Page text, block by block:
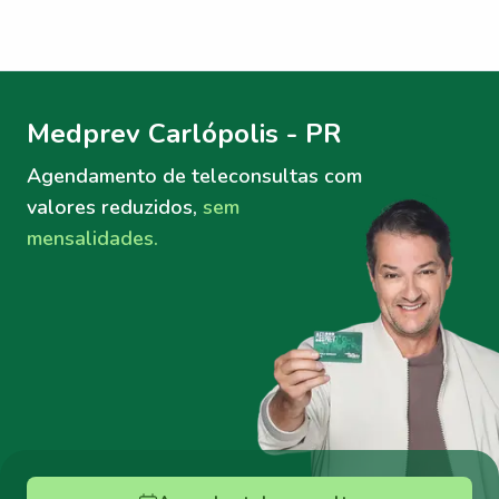
Medprev Carlópolis - PR
Agendamento de teleconsultas com
valores reduzidos, sem
mensalidades.